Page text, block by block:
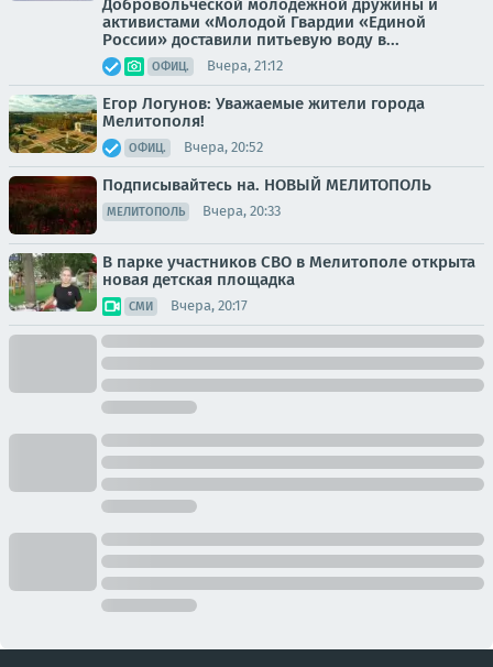
активистами «Молодой Гвардии «Единой
России» доставили питьевую воду в...
ОФИЦ. Вчера, 21:12
Егор Логунов: Уважаемые жители города
Мелитополя!
ОФИЦ. Вчера, 20:52
Подписывайтесь на. НОВЫЙ МЕЛИТОПОЛЬ
МЕЛИТОПОЛЬ Вчера, 20:33
В парке участников СВО в Мелитополе открыта
новая детская площадка
СМИ Вчера, 20:17